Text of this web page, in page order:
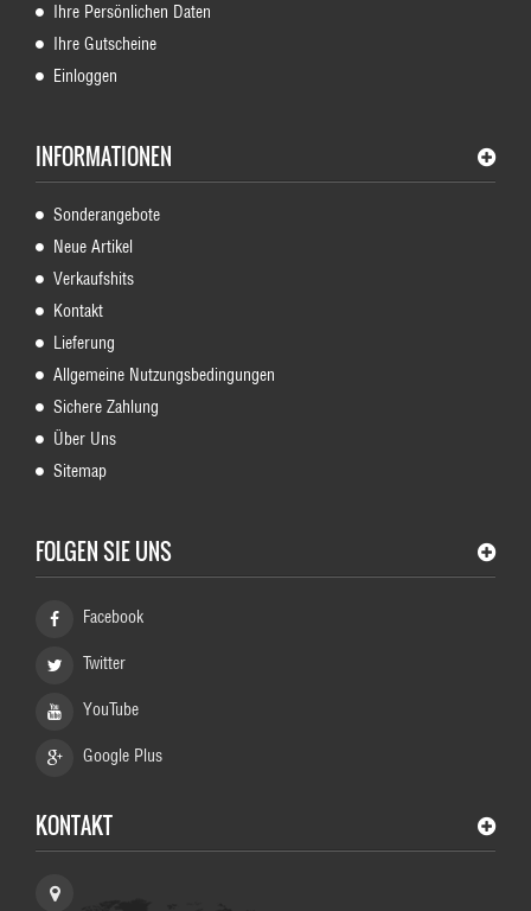
Ihre Persönlichen Daten
Ihre Gutscheine
Einloggen
INFORMATIONEN
Sonderangebote
Neue Artikel
Verkaufshits
Kontakt
Lieferung
Allgemeine Nutzungsbedingungen
Sichere Zahlung
Über Uns
Sitemap
FOLGEN SIE UNS
Facebook
Twitter
YouTube
Google Plus
KONTAKT